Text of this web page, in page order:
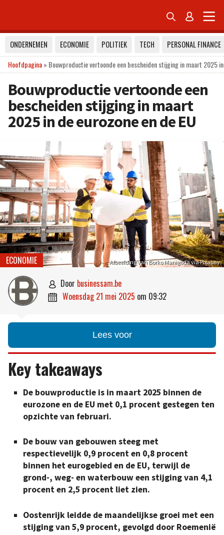
 
ONDERNEMEN ECONOMIE POLITIEK TECH
PERSONAL FINANCE
Hoofdpagina» Bouwproductie vertoonde een bescheiden stijging in maart 2025 in
Bouwproductie vertoonde een
bescheiden stijging in maart
2025 in de eurozone en de EU
Afbeelding van Borko Manigoda via Pixabay
ECONOMIE
 door businessam.be
 woensdag 21 mei 2025 om 09:32
Lees voor
Key takeaways
De bouwproductie is in maart 2025 binnen de
eurozone en de EU met 0,1 procent gestegen ten
opzichte van februari.
De bouw van gebouwen steeg met
respectievelijk 0,9 procent en 0,8 procent
binnen het eurogebied en de EU, terwijl de
grond-, weg- en waterbouw een stijging van 4,1
procent en 2,5 procent liet zien.
Oostenrijk leidde de maandelijkse groei met een
stijging van 5,9 procent, gevolgd door Roemenië